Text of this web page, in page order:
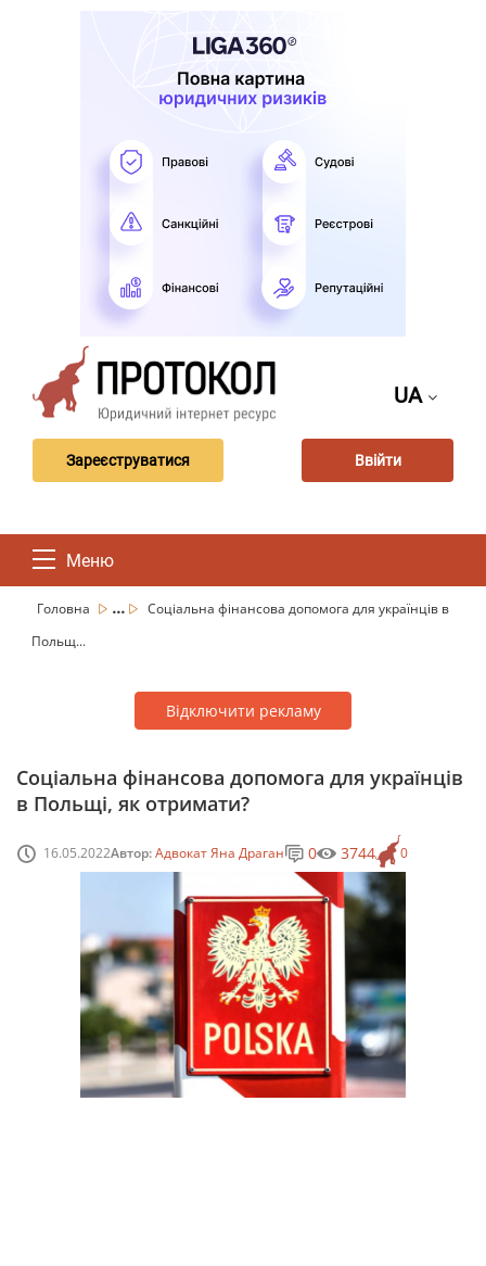
UA
Зареєструватися Ввійти
Меню
Головна ...
Соціальна фінансова допомога для українців в
Польщ...
Відключити рекламу
Соціальна фінансова допомога для українців
в Польщі, як отримати?
16.05.2022Автор:Адвокат Яна Драган 0
0 3744